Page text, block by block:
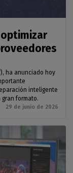
ha anunciado hoy
inteligente
formato.
29 de junio de 2026